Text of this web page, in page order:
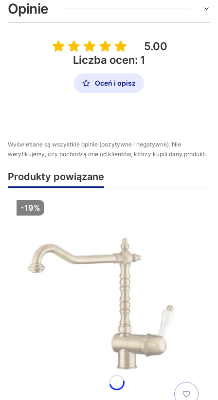
Opinie
5.00
Liczba ocen: 1
Oceń i opisz
Wyświetlane są wszystkie opinie (pozytywne i negatywne). Nie
weryfikujemy, czy pochodzą one od klientów, którzy kupili dany produkt.
Produkty powiązane
-19%